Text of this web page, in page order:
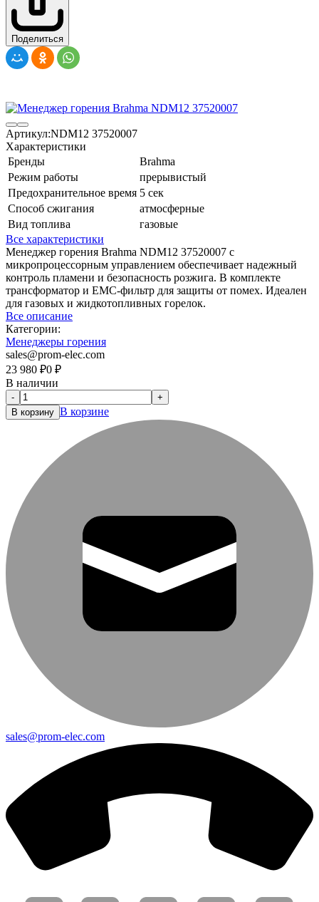
Поделиться
Артикул:NDM12 37520007
Характеристики
Бренды
Brahma
Режим работы
прерывистый
Предохранительное время 5 сек
Способ сжигания
атмосферные
Вид топлива
газовые
Все характеристики
Менеджер горения Brahma NDM12 37520007 с
микропроцессорным управлением обеспечивает надежный
контроль пламени и безопасность розжига. В комплекте
трансформатор и EMC-фильтр для защиты от помех. Идеален
для газовых и жидкотопливных горелок.
Все описание
Категории:
Менеджеры горения
sales@prom-elec.com
23 980 ₽0 ₽
В наличии
-
+
В корзину В корзине
sales@prom-elec.com